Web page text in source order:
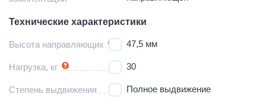
Технические характеристики
Высота направляющих 47,5 мм
Нагрузка, кг 30
Степень выдвижения Полное выдвижение